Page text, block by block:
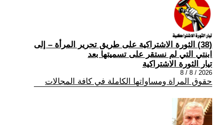
(38) الثورة الاشتراكية على طريق تحرير المرأة – إلى
ابنتي التي لم نستقر على تسميتها بعد
تيار الثورة الاشتراكية
2026 / 8 / 8
حقوق المراة ومساواتها الكاملة في كافة المجالات